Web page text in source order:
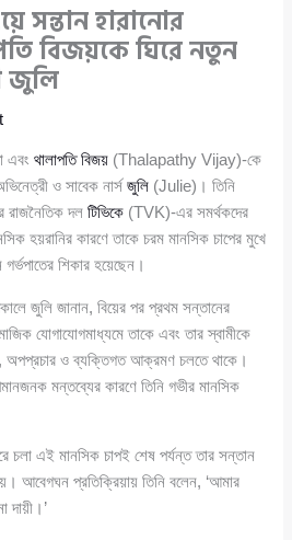
সন্তান হারানোর
বিজয়কে ঘিরে নতুন
জুলি
এবংথালাপতি বিজয় (Thalapathy Vijay)-কে
ও সাবেক নার্সজুলি (Julie)। তিনি
রাজনৈতিক দলটিভিকে (TVK)-এর সমর্থকদের
হয়রানির কারণে তাকে চরম মানসিক চাপের মুখে
শিকার হয়েছেন।
জুলি জানান, বিয়ের পর প্রথম সন্তানের
যোগাযোগমাধ্যমে তাকে এবং তার স্বামীকে
অপপ্রচার ও ব্যক্তিগত আক্রমণ চলতে থাকে।
মন্তব্যের কারণে তিনি গভীর মানসিক
চলা এই মানসিক চাপই শেষ পর্যন্ত তার সন্তান
আবেগঘন প্রতিক্রিয়ায় তিনি বলেন, ‘আমার
দায়ী।’